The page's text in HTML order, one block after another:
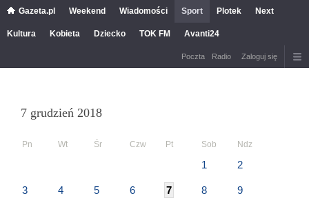
Gazeta.pl Weekend Wiadomości Sport Plotek Next
Kultura Kobieta Dziecko TOK FM Avanti24
Poczta Radio Zaloguj się
7 grudzień 2018
Pn Wt Śr Czw Pt Sob Ndz
1 2
3 4 5 6 7 8 9